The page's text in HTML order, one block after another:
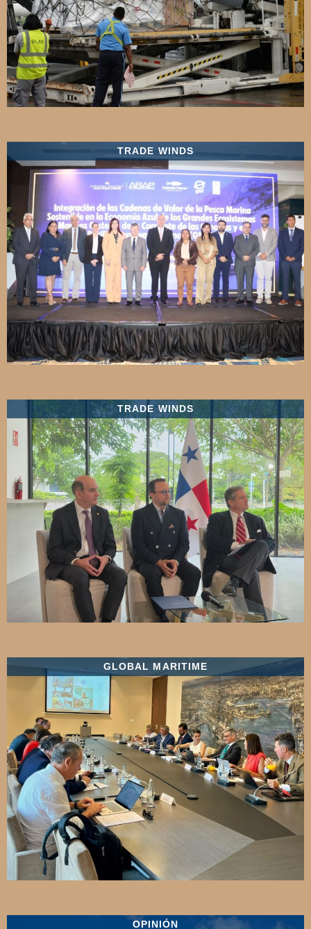
TRADE WINDS
TRADE WINDS
GLOBAL MARITIME
OPINIÓN